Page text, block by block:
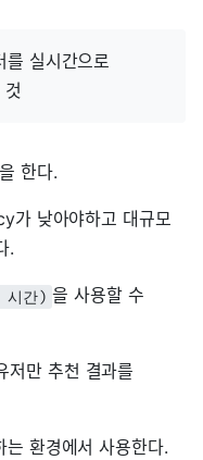
실시간으로
한다.
가 낮아야하고 대규모
.
시간) 을 사용할 수
저만 추천 결과를
환경에서 사용한다.